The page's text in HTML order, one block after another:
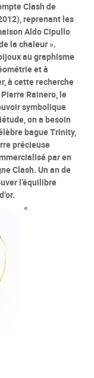
Clash de
reprenant les
Aldo Cipullo
la chaleur ».
au graphisme
et à
à cette recherche
Rainero, le
symbolique
on a besoin
bague Trinity,
précieuse
par en
Clash. Un an de
l’équilibre
«